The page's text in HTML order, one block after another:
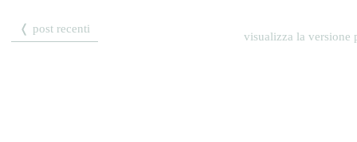
❬ post recenti
visualizza la versione